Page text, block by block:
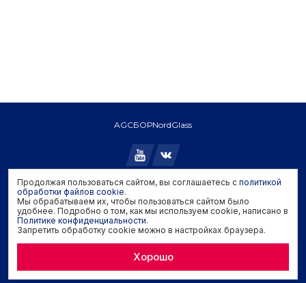
AGCБОРNordGlass
Copyright © 2026 AGC. All rights reserved.
Политика конфиденциальности
Политика обработки файлов cookie
Задать вопрос производителю
Developed byGenisoft
Продолжая пользоваться сайтом, вы соглашаетесь с политикой
обработки файлов cookie.
Мы обрабатываем их, чтобы пользоваться сайтом было
удобнее. Подробно о том, как мы используем cookie, написано в
Политике конфиденциальности.
Запретить обработку cookie можно в настройках браузера.
Хорошо